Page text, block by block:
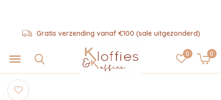
0 0
Gratis verzending vanaf €100 (sale uitgezonderd)